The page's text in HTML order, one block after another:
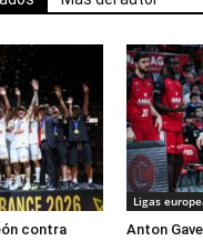
contra
Ligas
Anton